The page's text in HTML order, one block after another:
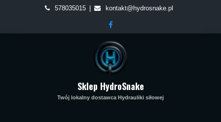
content
578035015 kontakt@hydrosnake.pl
Sklep HydroSnake
Twój lokalny dostawca Hydrauliki siłowej